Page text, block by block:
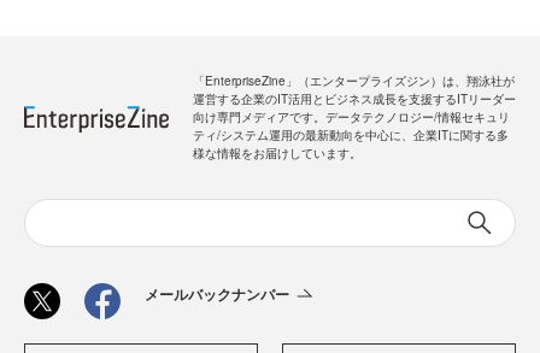
「EnterpriseZine」（エンタープライズジン）は、翔泳社が
運営する企業のIT活用とビジネス成長を支援するITリーダー
向け専門メディアです。データテクノロジー/情報セキュリ
ティ/システム運用の最新動向を中心に、企業ITに関する多
様な情報をお届けしています。
メールバックナンバー